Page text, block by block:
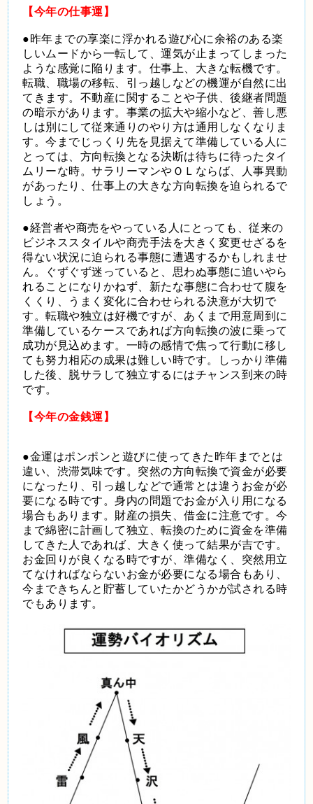
【今年の仕事運】
●昨年までの享楽に浮かれる遊び心に余裕のある楽
しいムードから一転して、運気が止まってしまった
ような感覚に陥ります。仕事上、大きな転機です。
転職、職場の移転、引っ越しなどの機運が自然に出
てきます。不動産に関することや子供、後継者問題
の暗示があります。事業の拡大や縮小など、善し悪
しは別にして従来通りのやり方は通用しなくなりま
す。今までじっくり先を見据えて準備している人に
とっては、方向転換となる決断は待ちに待ったタイ
ムリーな時。サラリーマンやＯＬならば、人事異動
があったり、仕事上の大きな方向転換を迫られるで
しょう。
●経営者や商売をやっている人にとっても、従来の
ビジネススタイルや商売手法を大きく変更せざるを
得ない状況に迫られる事態に遭遇するかもしれませ
ん。ぐずぐず迷っていると、思わぬ事態に追いやら
れることになりかねず、新たな事態に合わせて腹を
くくり、うまく変化に合わせられる決意が大切で
す。転職や独立は好機ですが、あくまで用意周到に
準備しているケースであれば方向転換の波に乗って
成功が見込めます。一時の感情で焦って行動に移し
ても努力相応の成果は難しい時です。しっかり準備
した後、脱サラして独立するにはチャンス到来の時
です。
【今年の金銭運】
●金運はポンポンと遊びに使ってきた昨年までとは
違い、渋滞気味です。突然の方向転換で資金が必要
になったり、引っ越しなどで通常とは違うお金が必
要になる時です。身内の問題でお金が入り用になる
場合もあります。財産の損失、借金に注意です。今
まで綿密に計画して独立、転換のために資金を準備
してきた人であれば、大きく使って結果が吉です。
お金回りが良くなる時ですが、準備なく、突然用立
てなければならないお金が必要になる場合もあり、
今まできちんと貯蓄していたかどうかが試される時
でもあります。